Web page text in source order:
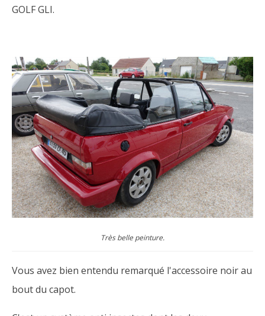
GOLF GLI.
Très belle peinture.
Vous avez bien entendu remarqué l'accessoire noir au
bout du capot.